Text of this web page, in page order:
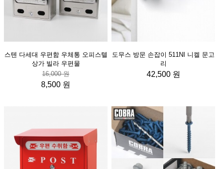
스텐 다세대 우편함 우체통 오피스텔
상가 빌라 우편물
16,000 원
8,500 원
도무스 방문 손잡이 511NI 니켈 문고
리
42,500 원